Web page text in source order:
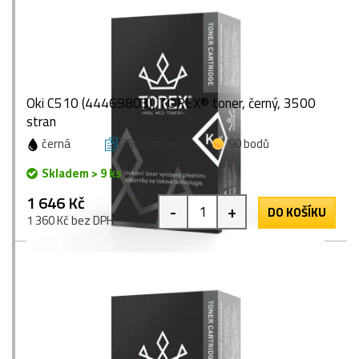
Oki C510 (44469803), TOREX® toner, černý, 3500
stran
černá 3500 stran
90 bodů
Skladem > 9 ks
1 646 Kč
1 360 Kč bez DPH - + DO KOŠÍKU